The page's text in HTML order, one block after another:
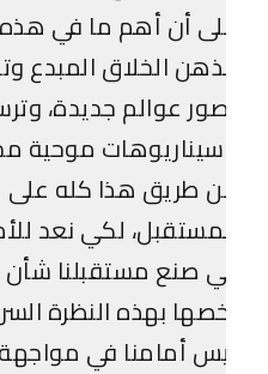
أن أهم ما في هذه
الخلاق المبدع
عوالم جديدة،
موحية محرضة
طريق هذا كله على ما
لكي نعد للأمر
صنع مستقبلنا شأن
بهذه النظرة
أمامنا في مواجهة